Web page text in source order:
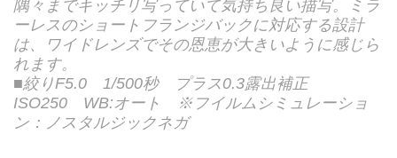
隅々までキッチリ写っていて気持ち良い描写。ミラ
ーレスのショートフランジバックに対応する設計
は、ワイドレンズでその恩恵が大きいように感じら
れます。
■絞りF5.0 1/500秒 プラス0.3露出補正
ISO250 WB:オート ※フイルムシミュレーショ
ン：ノスタルジックネガ